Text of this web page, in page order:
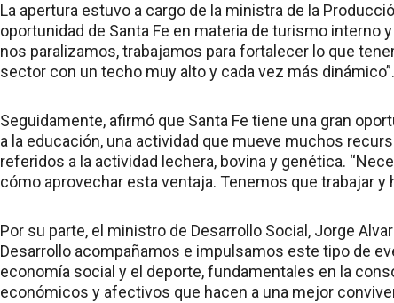
La apertura estuvo a cargo de la ministra de la
oportunidad de Santa Fe en materia de turismo interno
nos paralizamos, trabajamos para fortalecer lo que
sector con un techo muy alto y cada vez más dinámico”.
Seguidamente, afirmó que Santa Fe tiene una gran
a la educación, una actividad que mueve muchos
referidos a la actividad lechera, bovina y genética.
cómo aprovechar esta ventaja. Tenemos que trabajar y
Por su parte, el ministro de Desarrollo Social, Jorge
Desarrollo acompañamos e impulsamos este tipo de
economía social y el deporte, fundamentales en la
económicos y afectivos que hacen a una mejor